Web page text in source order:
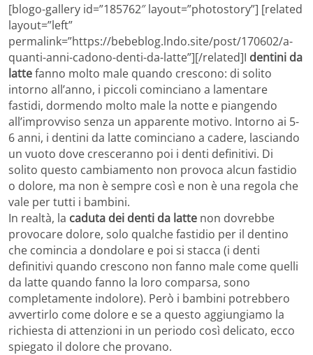
[blogo-gallery id=”185762″ layout=”photostory”] [related
layout=”left”
permalink=”https://bebeblog.lndo.site/post/170602/a-
quanti-anni-cadono-denti-da-latte”][/related]I dentini da
lattefanno molto male quando crescono: di solito
intorno all’anno, i piccoli cominciano a lamentare
fastidi, dormendo molto male la notte e piangendo
all’improvviso senza un apparente motivo. Intorno ai 5-
6 anni, i dentini da latte cominciano a cadere, lasciando
un vuoto dove cresceranno poi i denti definitivi. Di
solito questo cambiamento non provoca alcun fastidio
o dolore, ma non è sempre così e non è una regola che
vale per tutti i bambini.
In realtà, la caduta dei denti da latte non dovrebbe
provocare dolore, solo qualche fastidio per il dentino
che comincia a dondolare e poi si stacca (i denti
definitivi quando crescono non fanno male come quelli
da latte quando fanno la loro comparsa, sono
completamente indolore). Però i bambini potrebbero
avvertirlo come dolore e se a questo aggiungiamo la
richiesta di attenzioni in un periodo così delicato, ecco
spiegato il dolore che provano.